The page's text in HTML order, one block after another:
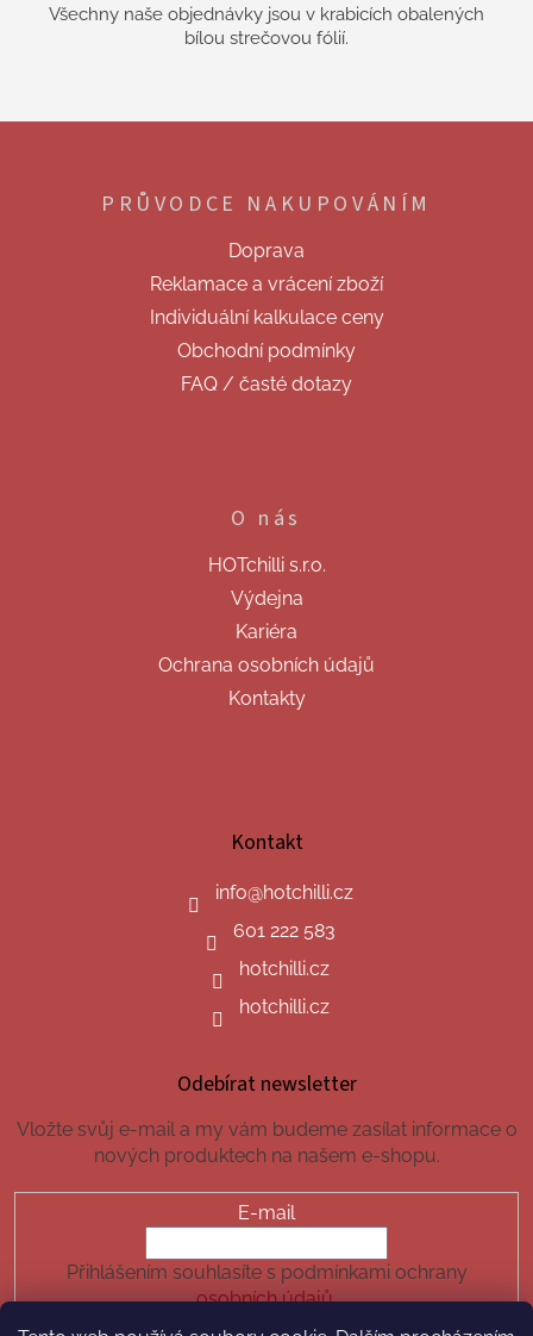
Všechny naše objednávky jsou v krabicích obalených
bílou strečovou fólií.
PRŮVODCE NAKUPOVÁNÍM
Doprava
Reklamace a vrácení zboží
Individuální kalkulace ceny
Obchodní podmínky
FAQ / časté dotazy
O nás
HOTchilli s.r.o.
Výdejna
Kariéra
Ochrana osobních údajů
Kontakty
Kontakt
info@hotchilli.cz
601 222 583
hotchilli.cz
hotchilli.cz
Odebírat newsletter
Vložte svůj e-mail a my vám budeme zasílat informace o
nových produktech na našem e-shopu.
E-mail
Přihlášením souhlasíte s podmínkami ochrany
osobních údajů.